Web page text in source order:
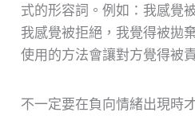
式的形容詞。例如：我感覺
我感覺被拒絕，我覺得被拋
使用的方法會讓對方覺得被
不一定要在負向情緒出現時